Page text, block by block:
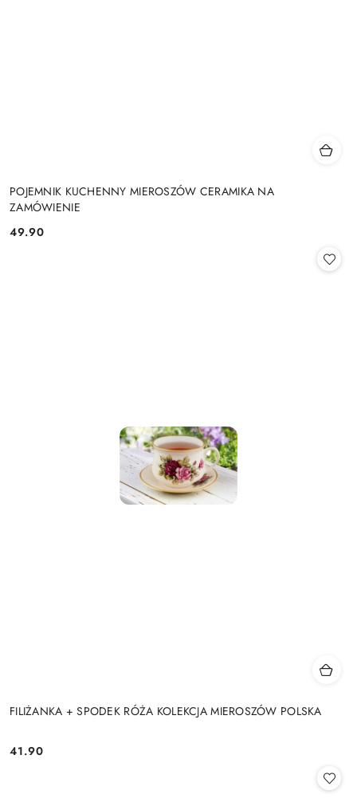
POJEMNIK KUCHENNY MIEROSZÓW CERAMIKA NA
ZAMÓWIENIE
Cena:
49.90
FILIŻANKA + SPODEK RÓŻA KOLEKCJA MIEROSZÓW POLSKA
Cena:
41.90